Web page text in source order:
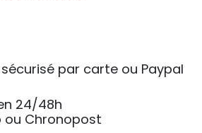
par carte ou Paypal
24/48h
ou Chronopost